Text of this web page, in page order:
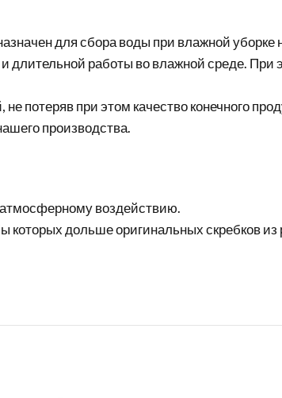
для сбора воды при влажной
длительной работы во влажной среде.
при этом качество конечного
производства.
воздействию.
которых дольше оригинальных скребков из